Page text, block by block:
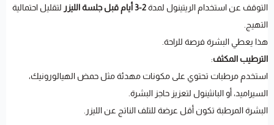
التوقف عن استخدام الريتينول لمدة2-3 أيام قبل جلسة الليزر
لتقليل احتمالية
التهيج.
هذا يعطي البشرة فرصة للراحة.
الترطيب المكثف:
استخدم مرطبات تحتوي على مكونات مهدئة مثل حمض الهيالورونيك،
السيراميد، أو البانثينول لتعزيز حاجز البشرة.
البشرة المرطبة تكون أقل عرضة للتلف الناتج عن الليزر.